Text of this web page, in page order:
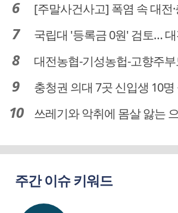
[주말사건사고] 폭염 속 대전·충남서 아파트 화재·
국립대 '등록금 0원' 검토… 대전
대전농협-기성농헙-고향주부모임대전시지회, 이
충청권 의대 7곳 신입생 10명 중 7명 ‘지
쓰레기와 악취에 몸살 앓는
주간 이슈 키워드